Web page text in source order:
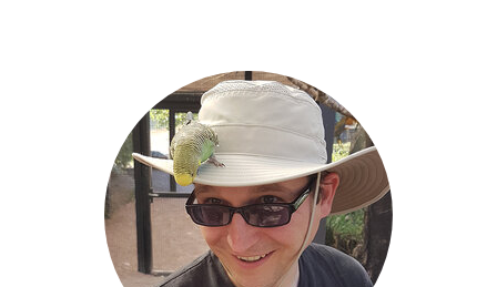
Wildtierökologie und Tiergesundheit
Gutachter für Bestandsaufnahmen, FFH-
Verträglichkeitsuntersuchungen und
Artenschutzrechtliche Prüfungen.
Sprecher der FG seit 2020